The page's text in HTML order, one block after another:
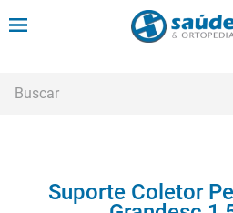
Suporte Coletor
andadores